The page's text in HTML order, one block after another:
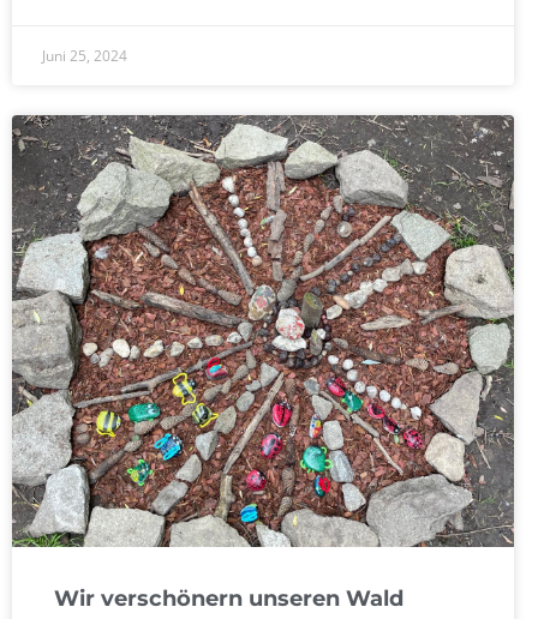
Juni 25, 2024
Wir verschönern unseren Wald